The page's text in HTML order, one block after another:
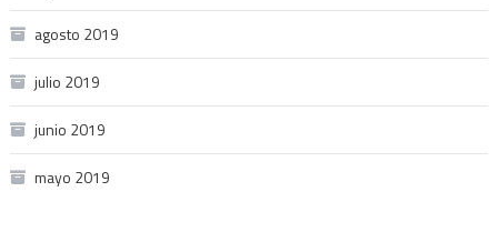
agosto 2019
julio 2019
junio 2019
mayo 2019